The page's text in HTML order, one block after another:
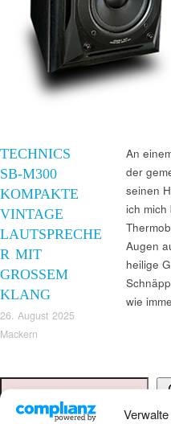
TECHNICS
SB‑M300
KOMPAKTE
VINTAGE
LAUTSPRECHE
R MIT
GROSSEM K
LANG
26. August 2025
Mackern
An
der
seinen
ich mich
Augen
heilige
wie
Suchen
ANKAUF HIFI & HIGH